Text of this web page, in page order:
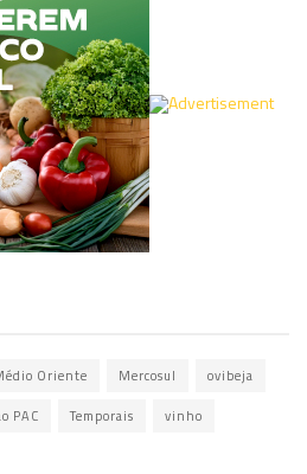
Oriente Mercosul ovibeja
PAC Temporais vinho